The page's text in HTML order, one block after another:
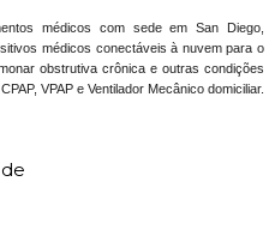
médicos com sede em San Diego,
médicos conectáveis ​​à nuvem para o
obstrutiva crônica e outras condições
VPAP e Ventilador Mecânico domiciliar.